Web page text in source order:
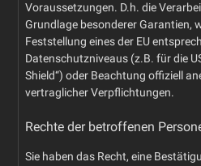
Voraussetzungen. D.h. die
Grundlage besonderer Garantien,
Feststellung eines der EU
Datenschutzniveaus (z.B. für die
Shield“) oder Beachtung offiziell
vertraglicher Verpflichtungen.
Rechte der betroffenen
Sie haben das Recht, eine